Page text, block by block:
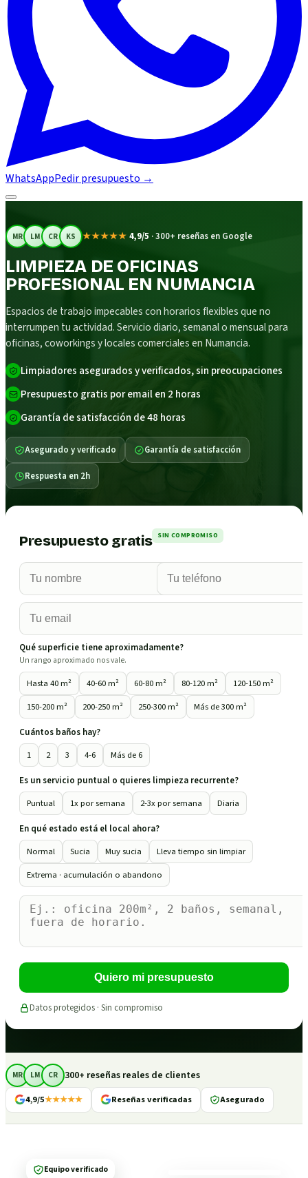
WhatsAppPedir presupuesto →
MR LM CR KS ★★★★★ 4,9/5 ·300+ reseñas en Google
LIMPIEZA DE OFICINAS
PROFESIONAL EN NUMANCIA
Espacios de trabajo impecables con horarios flexibles que no
interrumpen tu actividad. Servicio diario, semanal o mensual para
oficinas, coworkings y locales comerciales en Numancia.
Limpiadores asegurados y verificados, sin preocupaciones
Presupuesto gratis por email en 2 horas
Garantía de satisfacción de 48 horas
Asegurado y verificado Garantía de satisfacción
Respuesta en 2h
Presupuesto gratis SIN COMPROMISO
Qué superficie tiene aproximadamente?
Un rango aproximado nos vale.
Hasta 40 m² 40-60 m² 60-80 m² 80-120 m²
120-150 m²
150-200 m²
200-250 m² 250-300 m² Más de 300 m²
Cuántos baños hay?
1
2 3 4-6 Más de 6
Es un servicio puntual o quieres limpieza recurrente?
Puntual
1x por semana 2-3x por semana Diaria
En qué estado está el local ahora?
Normal
Sucia Muy sucia
Lleva tiempo sin limpiar
Extrema · acumulación o abandono
Quiero mi presupuesto
Datos protegidos · Sin compromiso
MR LM CR 300+ reseñas reales de clientes
4,9/5★★★★★ Reseñas verificadas Asegurado
Equipo verificado